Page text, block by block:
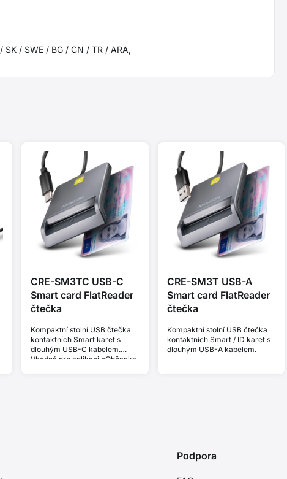
/ SWE / BG / CN / TR / ARA,
CRE-SM3TC USB-C
Smart card FlatReader
čtečka
Kompaktní stolní USB čtečka
kontaktních Smart karet s
dlouhým USB-C kabelem.
Vhodná pro aplikaci eObčanka.
CRE-SM3T USB-A
Smart card FlatReader
čtečka
Kompaktní stolní USB čtečka
kontaktních Smart / ID karet s
dlouhým USB-A kabelem.
Podpora